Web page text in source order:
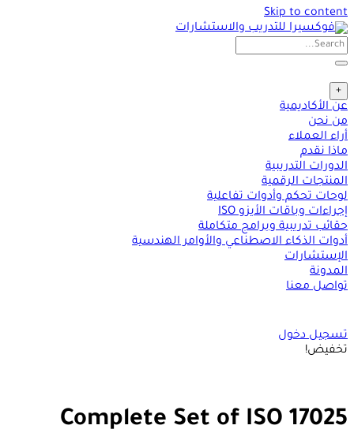
Skip to content
+
عن الأكاديمية
من نحن
أراء العملاء
ماذا نقدم
الدورات التدريبية
المنتجات الرقمية
لوحات تحكم وأدوات تفاعلية
إجراءات وباقات الأيزو ISO
حقائب تدريبية وبرامج متكاملة
أدوات الذكاء الاصطناعي والأوامر الهندسية
الإستشارات
المدونة
تواصل معنا
تسجيل دخول
تخفيض!
Complete Set of ISO 17025